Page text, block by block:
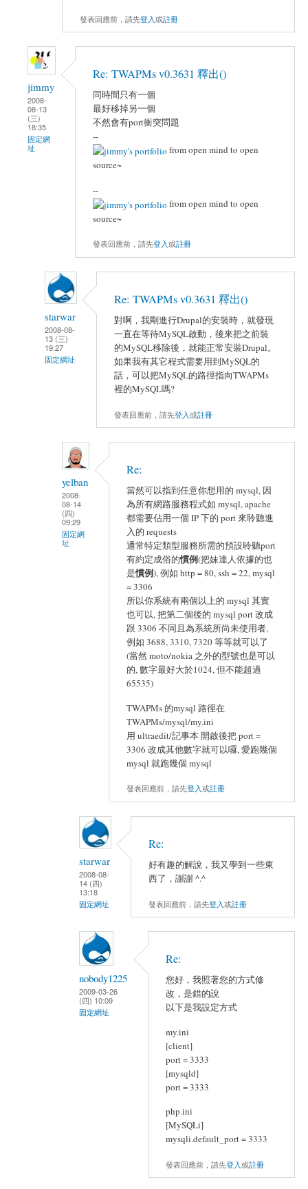
發表回應前，請先登入或註冊
jimmy
2008-
08-13
(三)
18:35
固定網
址
Re: TWAPMs v0.3631 釋出()
同時間只有一個
最好移掉另一個
不然會有port衝突問題
--
from open mind to open
source~
--
from open mind to open
source~
發表回應前，請先登入或註冊
starwar
2008-08-
13 (三)
19:27
固定網址
Re: TWAPMs v0.3631 釋出()
對啊，我剛進行Drupal的安裝時，就發現
一直在等待MySQL啟動，後來把之前裝
的MySQL移除後，就能正常安裝Drupal。
如果我有其它程式需要用到MySQL的
話，可以把MySQL的路徑指向TWAPMs
裡的MySQL嗎?
發表回應前，請先登入或註冊
yelban
2008-
08-14
(四)
09:29
固定網
址
Re:
當然可以指到任意你想用的 mysql, 因
為所有網路服務程式如 mysql, apache
都需要佔用一個 IP 下的 port 來聆聽進
入的 requests
通常特定類型服務所需的預設聆聽port
有約定成俗的慣例(把妹達人依據的也
是慣例), 例如 http = 80, ssh = 22, mysql
= 3306
所以你系統有兩個以上的 mysql 其實
也可以, 把第二個後的 mysql port 改成
跟 3306 不同且為系統所尚未使用者,
例如 3688, 3310, 7320 等等就可以了
(當然 moto/nokia 之外的型號也是可以
的, 數字最好大於1024, 但不能超過
65535)
TWAPMs 的mysql 路徑在
TWAPMs/mysql/my.ini
用 ultraedit/記事本 開啟後把 port =
3306 改成其他數字就可以囉, 愛跑幾個
mysql 就跑幾個 mysql
發表回應前，請先登入或註冊
starwar
2008-08-
14 (四)
13:18
固定網址
Re:
好有趣的解說，我又學到一些東
西了，謝謝 ^.^
發表回應前，請先登入或註冊
nobody1225
2009-03-26
(四) 10:09
固定網址
Re:
您好，我照著您的方式修
改，是錯的說
以下是我設定方式
my.ini
[client]
port = 3333
[mysqld]
port = 3333
php.ini
[MySQLi]
mysqli.default_port = 3333
發表回應前，請先登入或註冊